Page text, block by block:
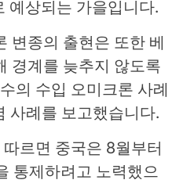
예상되는 가을입니다.
변종의 출현은 또한 베
경계를 늦추지 않도록
의 수입 오미크론 사례
사례를 보고했습니다.
르면 중국은 8월부터
통제하려고 노력했으